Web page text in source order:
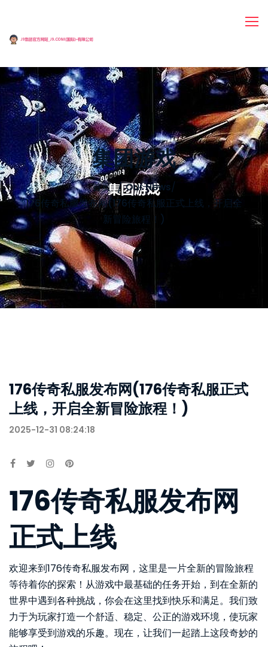
集团游戏
首页 Our News/
176传奇私服发布网(176传奇私服正式上线，开启全
新冒险旅程！)
176传奇私服发布网(176传奇私服正式
上线，开启全新冒险旅程！)
2025-12-31 08:24:18
176传奇私服发布网
正式上线
欢迎来到176传奇私服发布网，这里是一片全新的冒险旅程
等待着你的探索！从游戏中最基础的任务开始，到在全新的
世界中遇到各种挑战，你会在这里找到快乐和满足。我们致
力于为玩家打造一个舒适、稳定、公正的游戏环境，使玩家
能够享受到游戏的乐趣。现在，让我们一起踏上这段奇妙的